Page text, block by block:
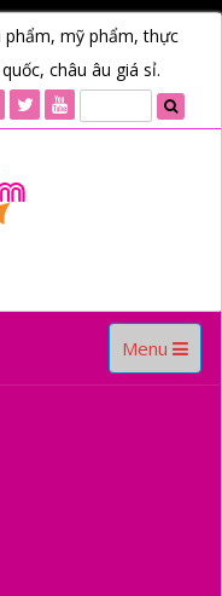
phẩm, mỹ phẩm, thực
châu âu giá sỉ.
Toggle
navigation
Menu